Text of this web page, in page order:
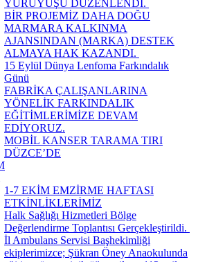
YÜRÜYÜŞÜ DÜZENLENDİ. ​
BİR PROJEMİZ DAHA DOĞU
MARMARA KALKINMA
AJANSINDAN (MARKA) DESTEK
ALMAYA HAK KAZANDI. ​
15 Eylül Dünya Lenfoma Farkındalık
Günü
FABRİKA ÇALIŞANLARINA
YÖNELİK FARKINDALIK
EĞİTİMLERİMİZE DEVAM
EDİYORUZ.
MOBİL KANSER TARAMA TIRI
DÜZCE’DE
1-7 EKİM EMZİRME HAFTASI
ETKİNLİKLERİMİZ
Halk Sağlığı Hizmetleri Bölge
Değerlendirme Toplantısı Gerçekleştirildi. ​
İl Ambulans Servisi Başhekimliği
ekiplerimizce; Şükran Öney Anaokulunda